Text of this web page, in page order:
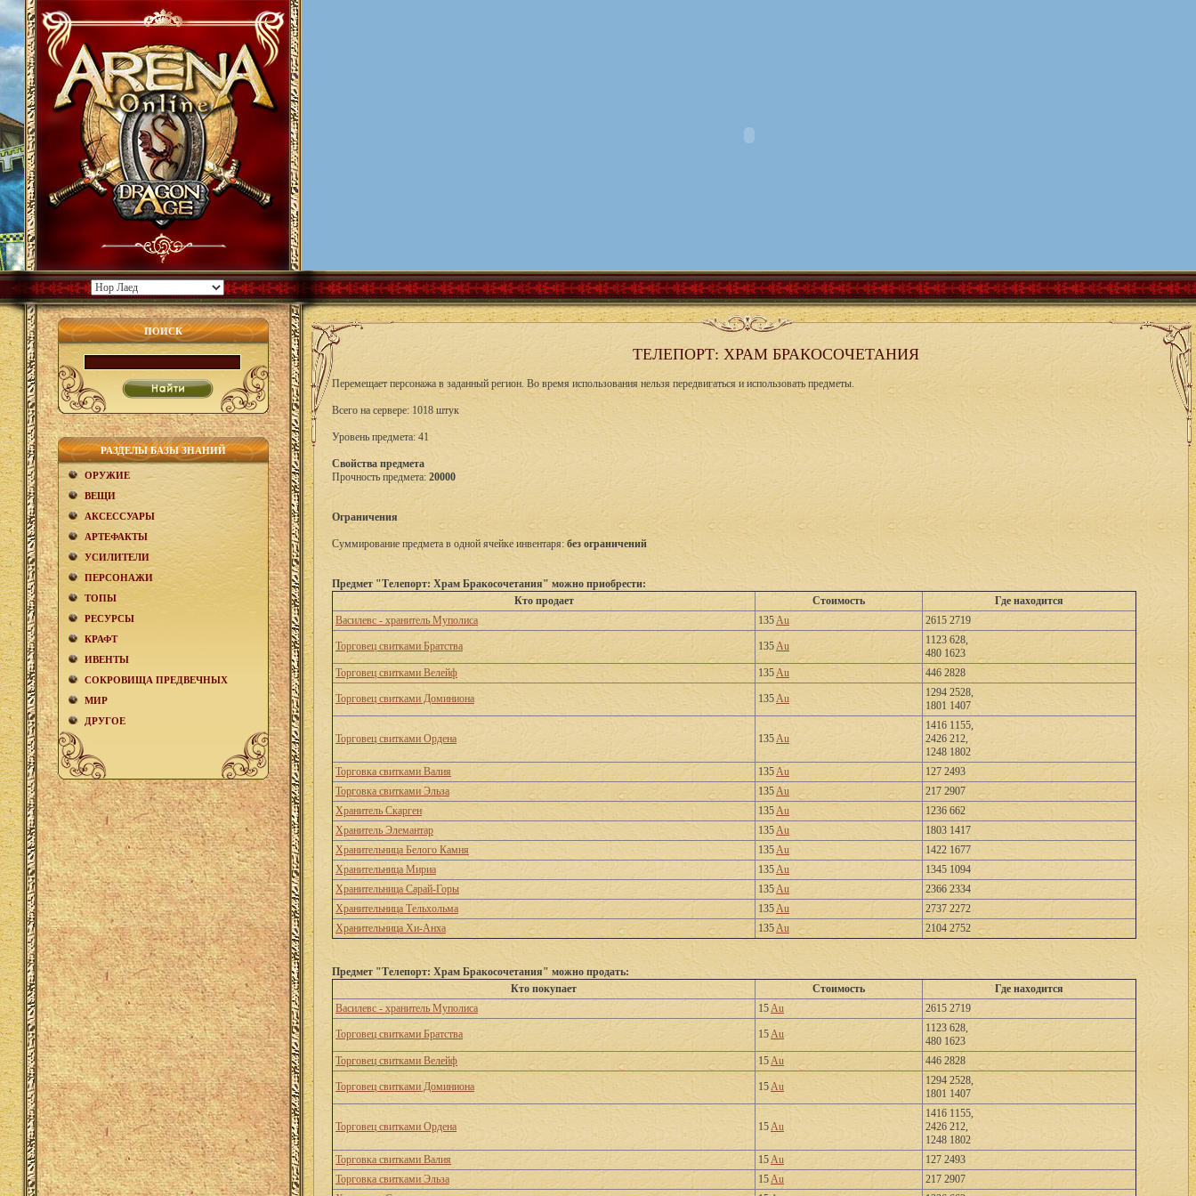
ПОИСК
РАЗДЕЛЫ БАЗЫ ЗНАНИЙ
ОРУЖИЕ
ВЕЩИ
АКCЕСCУАРЫ
АРТЕФАКТЫ
УСИЛИТЕЛИ
ПЕРСОНАЖИ
ТОПЫ
РЕСУРСЫ
КРАФТ
ИВЕНТЫ
СОКРОВИЩА ПРЕДВЕЧНЫХ
МИР
ДРУГОЕ
ТЕЛЕПОРТ: ХРАМ БРАКОСОЧЕТАНИЯ
Перемещает персонажа в заданный регион. Во время использования нельзя передвигаться и использовать предметы.
Всего на сервере: 1018 штук
Уровень предмета: 41
Свойства предмета
Прочность предмета: 20000
Ограничения
Суммирование предмета в одной ячейке инвентаря: без ограничений
Предмет "Телепорт: Храм Бракосочетания" можно приобрести:
Кто продает
Стоимость
Где находится
Василевс - хранитель Муполиса
135Au 2615 2719
Торговец свитками Братства 135Au
1123 628,
480 1623
Торговец свитками Велейф
135Au 446 2828
Торговец свитками Доминиона 135Au
1294 2528,
1801 1407
Торговец свитками Ордена 135Au
1416 1155,
2426 212,
1248 1802
Торговка свитками Валия
135Au
127 2493
Торговка свитками Эльза
135Au
217 2907
Хранитель Скарген
135Au
1236 662
Хранитель Элемантар
135Au
1803 1417
Хранительница Белого Камня
135Au
1422 1677
Хранительница Мириа
135Au
1345 1094
Хранительница Сарай-Горы
135Au
2366 2334
Хранительница Тельхольма
135Au
2737 2272
Хранительница Хи-Анха
135Au 2104 2752
Предмет "Телепорт: Храм Бракосочетания" можно продать:
Кто покупает
Стоимость
Где находится
Василевс - хранитель Муполиса
15Au 2615 2719
Торговец свитками Братства 15Au
1123 628,
480 1623
Торговец свитками Велейф
15Au 446 2828
Торговец свитками Доминиона 15Au
1294 2528,
1801 1407
Торговец свитками Ордена 15Au
1416 1155,
2426 212,
1248 1802
Торговка свитками Валия
15Au
127 2493
Торговка свитками Эльза
15Au
217 2907